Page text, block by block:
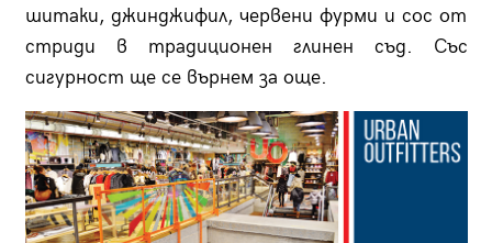
шитаки, джинджифил, червени фурми и сос от
стриди в традиционен глинен съд. Със
сигурност ще се върнем за още.